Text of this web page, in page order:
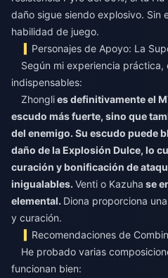
daño sigue siendo explosivo. Sin
habilidad de juego.
Personajes de Apoyo: La
Según mi experiencia práctica,
indispensables:
Zhonglies definitivamente el
escudo más fuerte, sino que
del enemigo. Su escudo puede
daño de la Explosión Dulce, lo
curación y bonificación de
inigualables. Venti o Kazuha se
elemental. Diona proporciona
y curación.
Recomendaciones de
He probado varias
funcionan bien: